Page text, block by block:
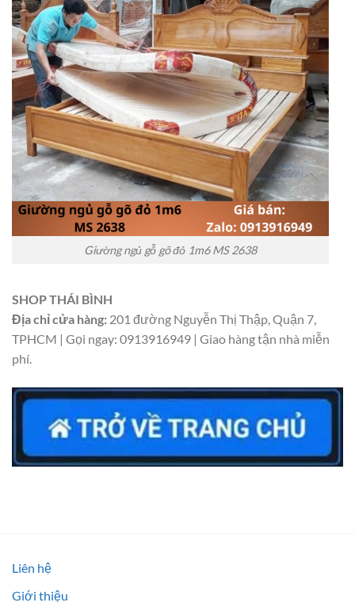
Giường ngủ gỗ gõ đỏ 1m6 MS 2638
SHOP THÁI BÌNH
Địa chỉ cửa hàng: 201 đường Nguyễn Thị Thập, Quận 7,
TPHCM | Gọi ngay: 0913916949 | Giao hàng tận nhà miễn
phí.
Liên hệ
Giới thiệu